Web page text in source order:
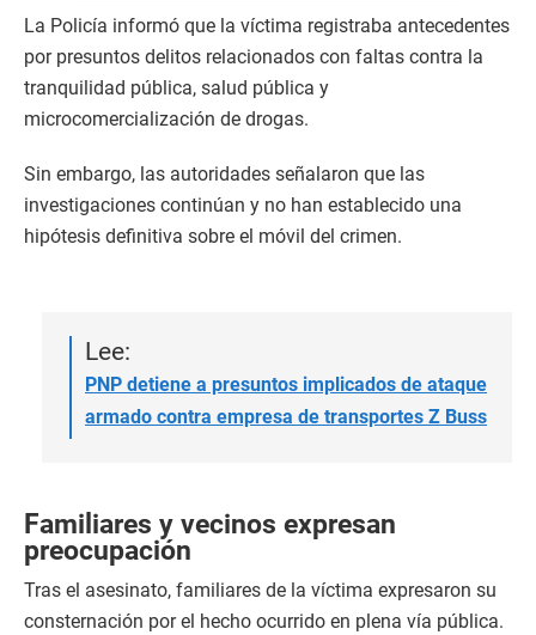
La Policía informó que la víctima registraba antecedentes
por presuntos delitos relacionados con faltas contra la
tranquilidad pública, salud pública y
microcomercialización de drogas.
Sin embargo, las autoridades señalaron que las
investigaciones continúan y no han establecido una
hipótesis definitiva sobre el móvil del crimen.
Lee:
PNP detiene a presuntos implicados de ataque
armado contra empresa de transportes Z Buss
Familiares y vecinos expresan
preocupación
Tras el asesinato, familiares de la víctima expresaron su
consternación por el hecho ocurrido en plena vía pública.